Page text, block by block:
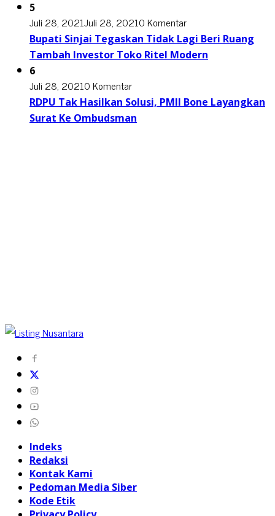
5
Juli 28, 2021Juli 28, 20210 Komentar
Bupati Sinjai Tegaskan Tidak Lagi Beri Ruang
Tambah Investor Toko Ritel Modern
6
Juli 28, 20210 Komentar
RDPU Tak Hasilkan Solusi, PMII Bone Layangkan
Surat Ke Ombudsman
Indeks
Redaksi
Kontak Kami
Pedoman Media Siber
Kode Etik